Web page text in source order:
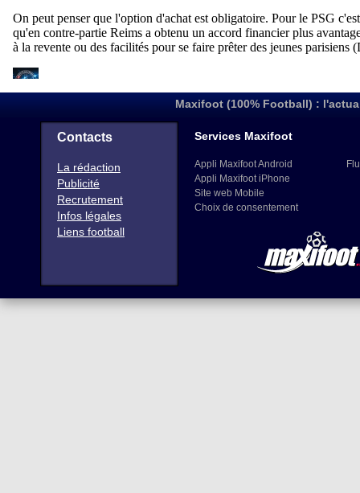
Maxifoot (100% Football) :
Contacts
La rédaction
Publicité
Recrutement
Infos légales
Liens football
Services Maxifoot
Appli Maxifoot Android
Appli Maxifoot iPhone
Site web Mobile
Choix de consentement